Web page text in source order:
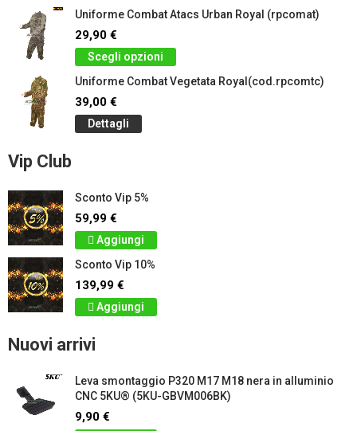
Uniforme Combat Atacs Urban Royal (rpcomat)
29,90 €
Scegli opzioni
Uniforme Combat Vegetata Royal(cod.rpcomtc)
39,00 €
Dettagli
Vip Club
Sconto Vip 5%
59,99 €
Aggiungi
Sconto Vip 10%
139,99 €
Aggiungi
Nuovi arrivi
Leva smontaggio P320 M17 M18 nera in alluminio
CNC 5KU® (5KU-GBVM006BK)
9,90 €